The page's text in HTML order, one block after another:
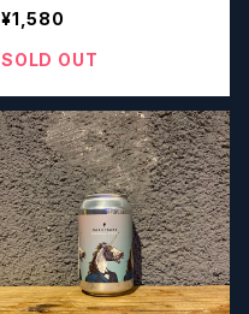
グルズ / Garage × Deya
STEADY ROLLING TRIAN
GLES
¥1,580
SOLD OUT